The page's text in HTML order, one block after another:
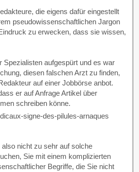
die eigens dafür eingestellt
pseudowissenschaftlichen Jargon
zu erwecken, dass sie wissen,
Spezialisten aufgespürt und es war
diesen falschen Arzt zu finden,
auf einer Jobbörse anbot.
er auf Anfrage Artikel über
schreiben könne.
nicht zu sehr auf solche
Sie mit einem komplizierten
Begriffe, die Sie nicht